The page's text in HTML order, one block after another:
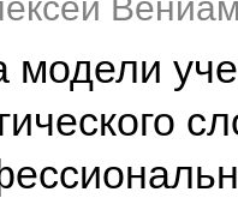
модели